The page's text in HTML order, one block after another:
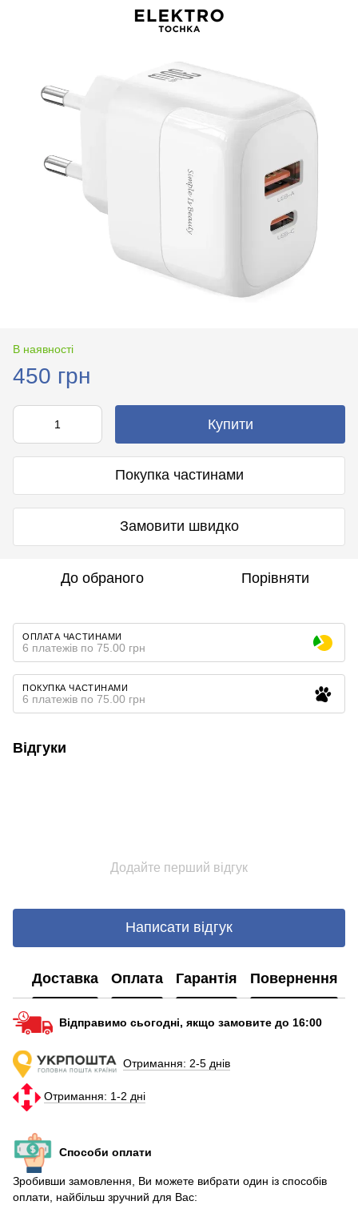
В наявності
450 грн
Купити
Покупка частинами
Замовити швидко
До обраного Порівняти
ОПЛАТА ЧАСТИНАМИ
6 платежів по 75.00 грн
ПОКУПКА ЧАСТИНАМИ
6 платежів по 75.00 грн
Відгуки
Додайте перший відгук
Написати відгук
Доставка Оплата Гарантія Повернення
Відправимо сьогодні, якщо замовите до 16:00
Отримання: 2-5 днів
Отримання: 1-2 дні
Способи оплати
Зробивши замовлення, Ви можете вибрати один із способів
оплати, найбільш зручний для Вас: